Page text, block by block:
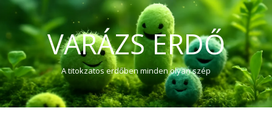
VARÁZS ERDŐ
A titokzatos erdőben minden olyan szép